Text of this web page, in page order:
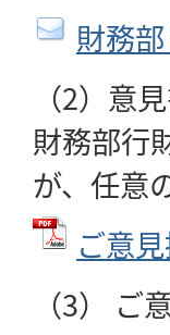
財務
（2）意
財務部行
が、任意
ご意
（3）